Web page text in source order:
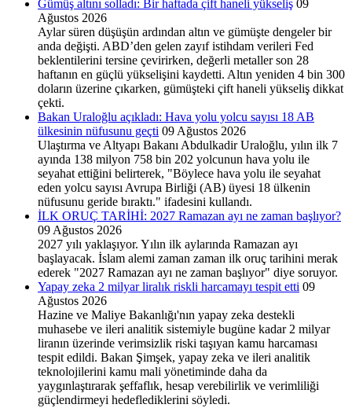
Gümüş altını solladı: Bir haftada çift haneli yükseliş 09
Ağustos 2026
Aylar süren düşüşün ardından altın ve gümüşte dengeler bir
anda değişti. ABD’den gelen zayıf istihdam verileri Fed
beklentilerini tersine çevirirken, değerli metaller son 28
haftanın en güçlü yükselişini kaydetti. Altın yeniden 4 bin 300
doların üzerine çıkarken, gümüşteki çift haneli yükseliş dikkat
çekti.
Bakan Uraloğlu açıkladı: Hava yolu yolcu sayısı 18 AB
ülkesinin nüfusunu geçti 09 Ağustos 2026
Ulaştırma ve Altyapı Bakanı Abdulkadir Uraloğlu, yılın ilk 7
ayında 138 milyon 758 bin 202 yolcunun hava yolu ile
seyahat ettiğini belirterek, "Böylece hava yolu ile seyahat
eden yolcu sayısı Avrupa Birliği (AB) üyesi 18 ülkenin
nüfusunu geride bıraktı." ifadesini kullandı.
İLK ORUÇ TARİHİ: 2027 Ramazan ayı ne zaman başlıyor?
09 Ağustos 2026
2027 yılı yaklaşıyor. Yılın ilk aylarında Ramazan ayı
başlayacak. İslam alemi zaman zaman ilk oruç tarihini merak
ederek "2027 Ramazan ayı ne zaman başlıyor" diye soruyor.
Yapay zeka 2 milyar liralık riskli harcamayı tespit etti 09
Ağustos 2026
Hazine ve Maliye Bakanlığı'nın yapay zeka destekli
muhasebe ve ileri analitik sistemiyle bugüne kadar 2 milyar
liranın üzerinde verimsizlik riski taşıyan kamu harcaması
tespit edildi. Bakan Şimşek, yapay zeka ve ileri analitik
teknolojilerini kamu mali yönetiminde daha da
yaygınlaştırarak şeffaflık, hesap verebilirlik ve verimliliği
güçlendirmeyi hedeflediklerini söyledi.